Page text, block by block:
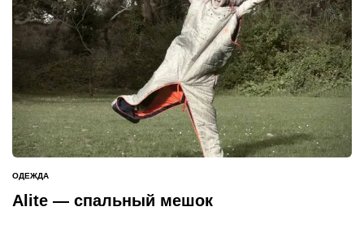
ОПУБЛИКОВАНО
В
ОДЕЖДА
Alite — спальный мешок